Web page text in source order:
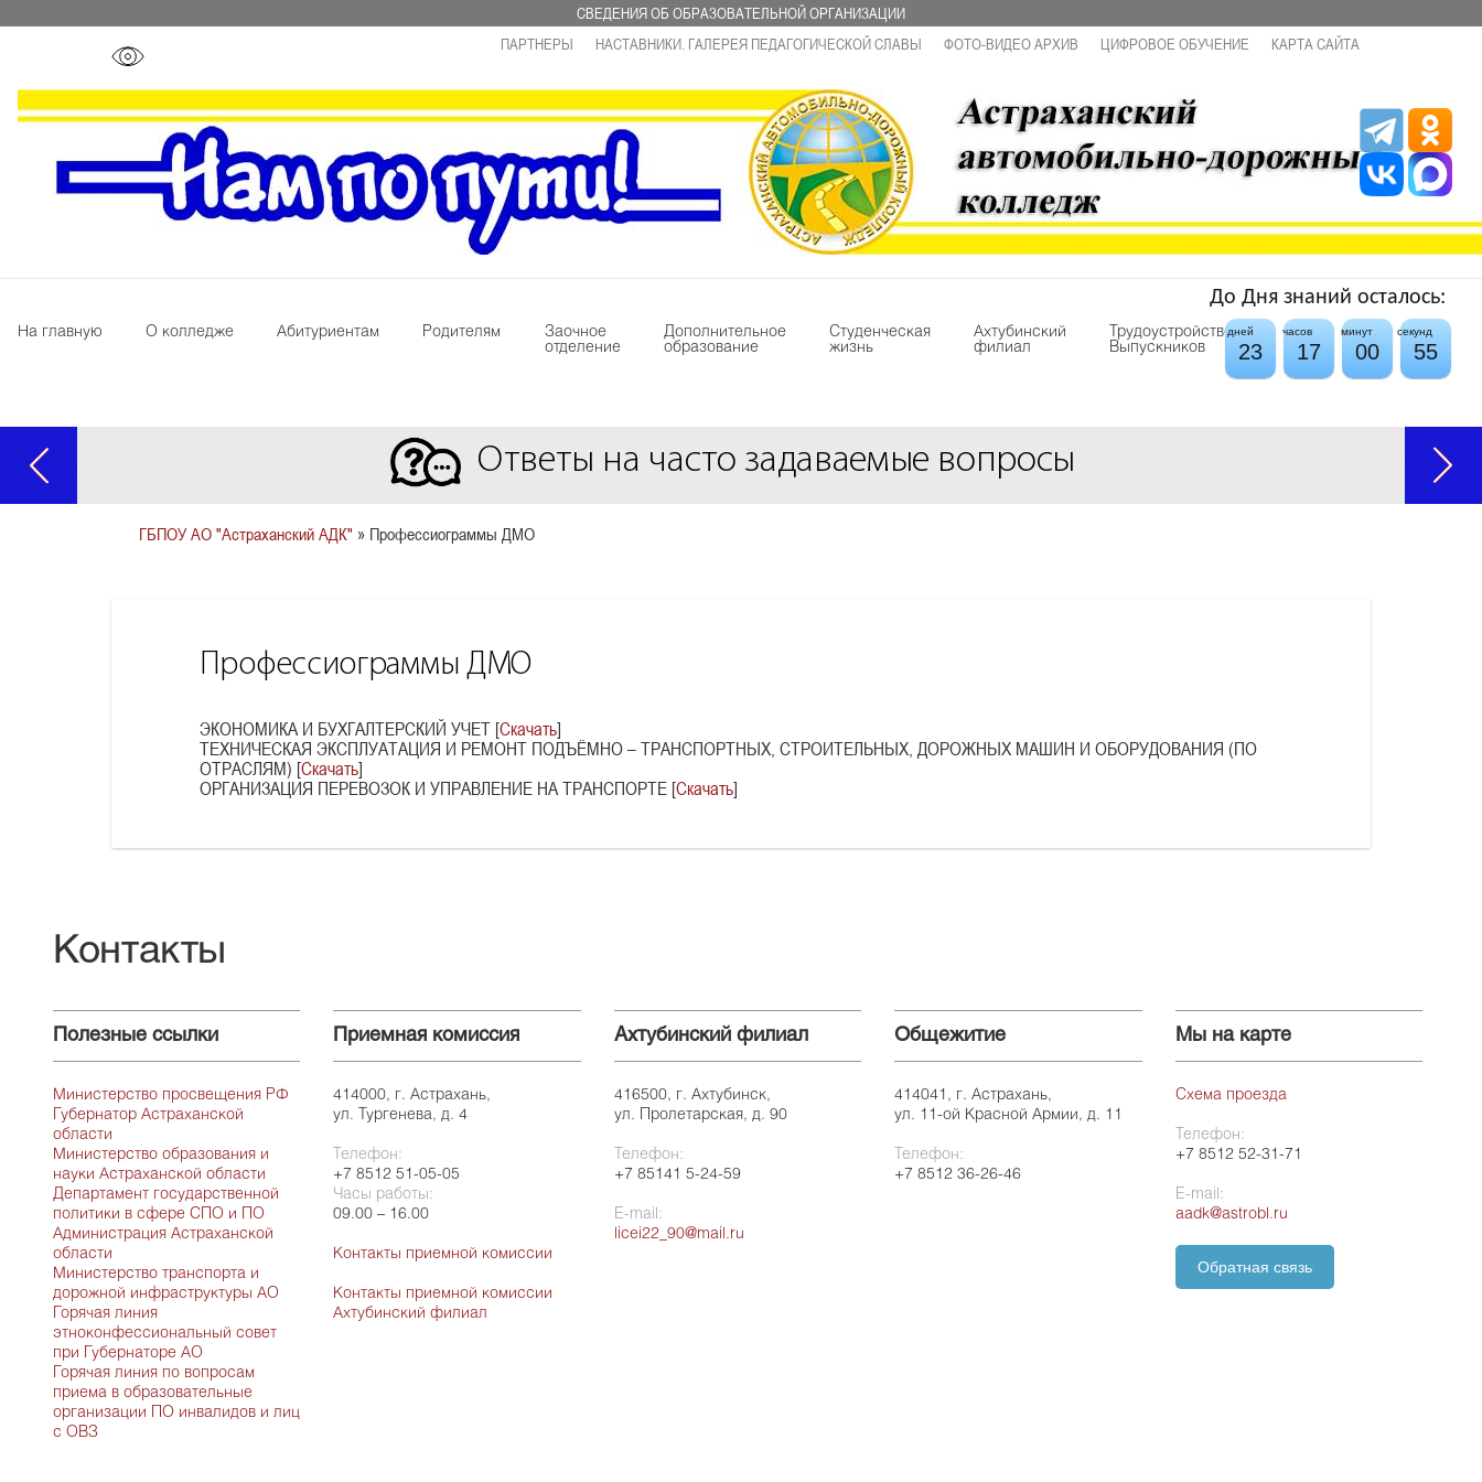
СВЕДЕНИЯ ОБ ОБРАЗОВАТЕЛЬНОЙ ОРГАНИЗАЦИИ
ПАРТНЕРЫ
НАСТАВНИКИ. ГАЛЕРЕЯ ПЕДАГОГИЧЕСКОЙ СЛАВЫ ФОТО-ВИДЕО АРХИВ ЦИФРОВОЕ ОБУЧЕНИЕ КАРТА САЙТА
На главную О колледже Абитуриентам Родителям
Заочное
отделение
Дополнительное
образование
Студенческая
жизнь
Ахтубинский
филиал
Трудоустройство
Выпускников
До Дня знаний осталось:
дней часов минут секунд
23 17 00 55
Ответы на часто задаваемые вопросы
ГБПОУ АО "Астраханский АДК" » Профессиограммы ДМО
Профессиограммы ДМО
ЭКОНОМИКА И БУХГАЛТЕРСКИЙ УЧЕТ [Скачать]
ТЕХНИЧЕСКАЯ ЭКСПЛУАТАЦИЯ И РЕМОНТ ПОДЪЁМНО – ТРАНСПОРТНЫХ, СТРОИТЕЛЬНЫХ, ДОРОЖНЫХ МАШИН И ОБОРУДОВАНИЯ (ПО
ОТРАСЛЯМ) [Скачать]
ОРГАНИЗАЦИЯ ПЕРЕВОЗОК И УПРАВЛЕНИЕ НА ТРАНСПОРТЕ [Скачать]
Контакты
Полезные ссылки
Министерство просвещения РФ
Губернатор Астраханской
области
Министерство образования и
науки Астраханской области
Департамент государственной
политики в сфере СПО и ПО
Администрация Астраханской
области
Министерство транспорта и
дорожной инфраструктуры АО
Горячая линия
этноконфессиональный совет
при Губернаторе АО
Горячая линия по вопросам
приема в образовательные
организации ПО инвалидов и лиц
с ОВЗ
Приемная комиссия
414000, г. Астрахань,
ул. Тургенева, д. 4
Телефон:
+7 8512 51-05-05
Часы работы:
09.00 – 16.00
Контакты приемной комиссии
Контакты приемной комиссии
Ахтубинский филиал
Ахтубинский филиал
416500, г. Ахтубинск,
ул. Пролетарская, д. 90
Телефон:
+7 85141 5-24-59
E-mail:
licei22_90@mail.ru
Общежитие
414041, г. Астрахань,
ул. 11-ой Красной Армии, д. 11
Телефон:
+7 8512 36-26-46
Мы на карте
Схема проезда
Телефон:
+7 8512 52-31-71
E-mail:
aadk@astrobl.ru
Обратная связь